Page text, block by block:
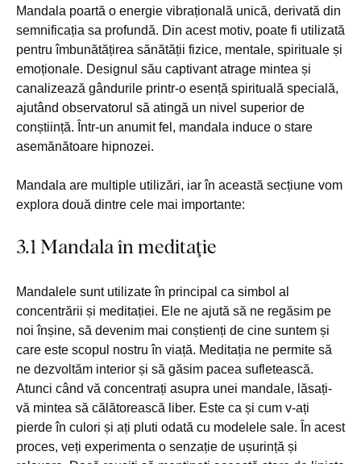
Mandala poartă o energie vibrațională unică, derivată din
semnificația sa profundă. Din acest motiv, poate fi utilizată
pentru îmbunătățirea sănătății fizice, mentale, spirituale și
emoționale. Designul său captivant atrage mintea și
canalizează gândurile printr-o esență spirituală specială,
ajutând observatorul să atingă un nivel superior de
conștiință. Într-un anumit fel, mandala induce o stare
asemănătoare hipnozei.
Mandala are multiple utilizări, iar în această secțiune vom
explora două dintre cele mai importante:
3.1 Mandala în meditaţie
Mandalele sunt utilizate în principal ca simbol al
concentrării și meditației. Ele ne ajută să ne regăsim pe
noi înșine, să devenim mai conștienți de cine suntem și
care este scopul nostru în viață. Meditația ne permite să
ne dezvoltăm interior și să găsim pacea sufletească.
Atunci când vă concentrați asupra unei mandale, lăsați-
vă mintea să călătorească liber. Este ca și cum v-ați
pierde în culori și ați pluti odată cu modelele sale. În acest
proces, veți experimenta o senzație de ușurință și